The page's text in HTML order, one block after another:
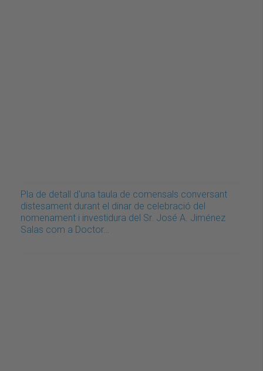
Pla de detall d'una taula de comensals conversant
distesament durant el dinar de celebració del
nomenament i investidura del Sr. José A. Jiménez
Salas com a Doctor…